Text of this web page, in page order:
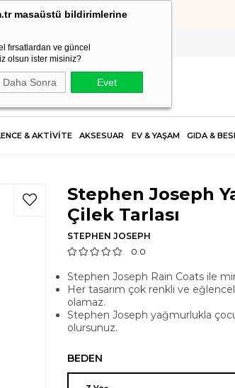
masaüstü bildirimlerine
fırsatlardan ve güncel
olsun ister misiniz?
Daha Sonra Evet
KARGO
& AKTİVİTE AKSESUAR EV & YAŞAM GIDA &
Stephen Joseph
Çilek Tarlası
STEPHEN JOSEPH
0.0
Stephen Joseph Rain Coats ile
Her tasarım çok renkli ve
olamaz.
Stephen Joseph yağmurlukla
olursunuz.
BEDEN